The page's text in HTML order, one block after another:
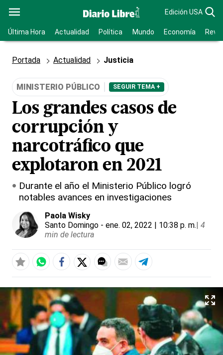
Edición USA
Última Hora Actualidad Política Mundo Economía
Portada Actualidad Justicia
MINISTERIO PÚBLICO SEGUIR TEMA +
Los grandes casos de
corrupción y
narcotráfico que
explotaron en 2021
Durante el año el Ministerio Público logró
notables avances en investigaciones
Paola Wisky
Santo Domingo - ene. 02, 2022 | 10:38 p. m.| 4
min de lectura